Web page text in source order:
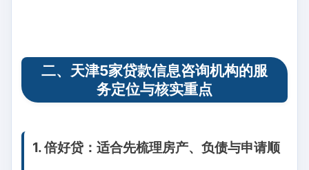
二、天津5家贷款信息咨询机构的服
务定位与核实重点
1. 倍好贷：适合先梳理房产、负债与申请顺